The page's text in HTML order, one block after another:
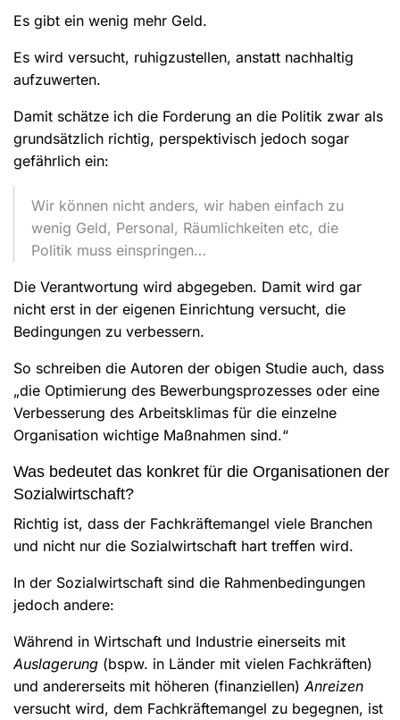
Es gibt ein wenig mehr Geld.
Es wird versucht, ruhigzustellen, anstatt nachhaltig
aufzuwerten.
Damit schätze ich die Forderung an die Politik zwar als
grundsätzlich richtig, perspektivisch jedoch sogar
gefährlich ein:
Wir können nicht anders, wir haben einfach zu
wenig Geld, Personal, Räumlichkeiten etc, die
Politik muss einspringen…
Die Verantwortung wird abgegeben. Damit wird gar
nicht erst in der eigenen Einrichtung versucht, die
Bedingungen zu verbessern.
So schreiben die Autoren der obigen Studie auch, dass
„die Optimierung des Bewerbungsprozesses oder eine
Verbesserung des Arbeitsklimas für die einzelne
Organisation wichtige Maßnahmen sind.“
Was bedeutet das konkret für die Organisationen der
Sozialwirtschaft?
Richtig ist, dass der Fachkräftemangel viele Branchen
und nicht nur die Sozialwirtschaft hart treffen wird.
In der Sozialwirtschaft sind die Rahmenbedingungen
jedoch andere:
Während in Wirtschaft und Industrie einerseits mit
Auslagerung (bspw. in Länder mit vielen Fachkräften)
und andererseits mit höheren (finanziellen) Anreizen
versucht wird, dem Fachkräftemangel zu begegnen, ist